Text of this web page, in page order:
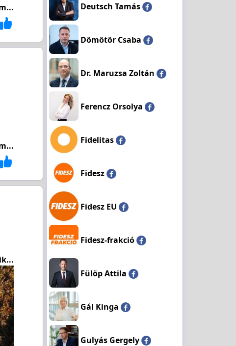
Deutsch Tamás
Dömötör Csaba
Dr. Maruzsa Zoltán
Ferencz Orsolya
Fidelitas
Fidesz
Fidesz EU
Fidesz-frakció
Fülöp Attila
Gál Kinga
Gulyás Gergely